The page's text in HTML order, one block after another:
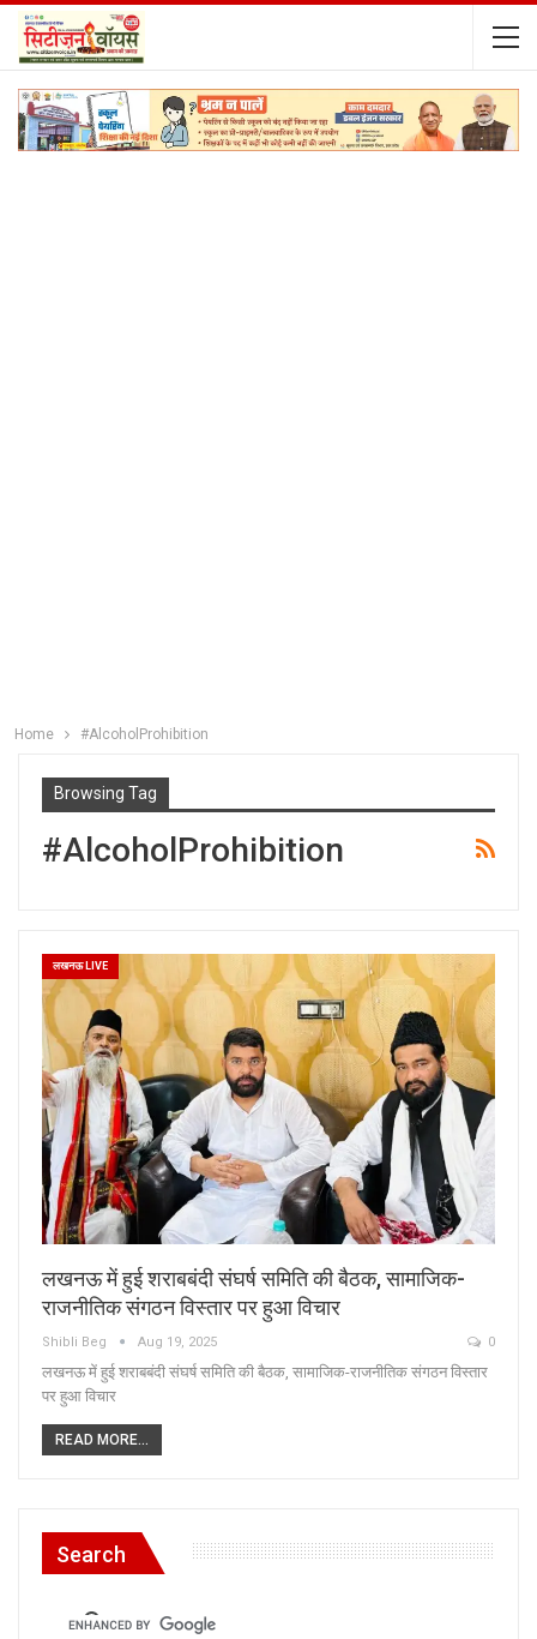
Home #AlcoholProhibition
Browsing Tag
#AlcoholProhibition
लखनऊ LIVE
लखनऊ में हुई शराबबंदी संघर्ष समिति की बैठक, सामाजिक-
राजनीतिक संगठन विस्तार पर हुआ विचार
Shibli Beg Aug 19, 2025 0
लखनऊ में हुई शराबबंदी संघर्ष समिति की बैठक, सामाजिक-राजनीतिक संगठन विस्तार
पर हुआ विचार
READ MORE...
Search